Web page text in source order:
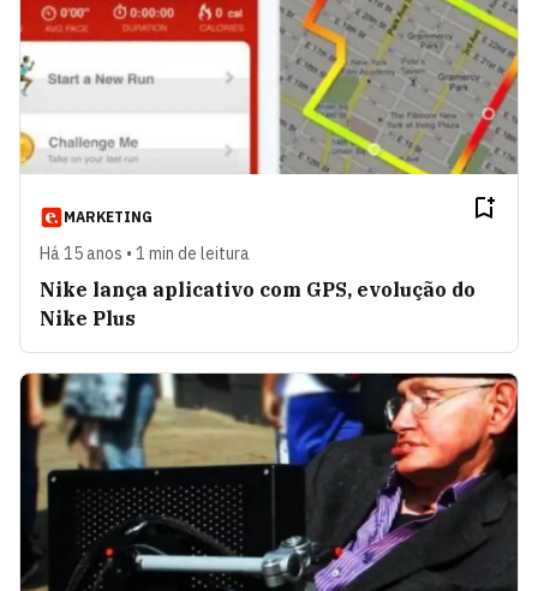
MARKETING
Há 15 anos • 1 min de leitura
Nike lança aplicativo com GPS, evolução do
Nike Plus